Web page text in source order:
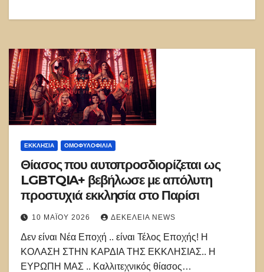
ΕΚΚΛΗΣΊΑ ΟΜΟΦΥΛΟΦΙΛΊΑ
Θίασος που αυτοπροσδιορίζεται ως
LGBTQIA+ βεβήλωσε με απόλυτη
προστυχιά εκκλησία στο Παρίσι
10 ΜΑΪ́ΟΥ 2026 ΔΕΚΈΛΕΙΑ NEWS
Δεν είναι Νέα Εποχή .. είναι Τέλος Εποχής! Η
ΚΟΛΑΣΗ ΣΤΗΝ ΚΑΡΔΙΑ ΤΗΣ ΕΚΚΛΗΣΙΑΣ.. Η
ΕΥΡΩΠΗ ΜΑΣ .. Καλλιτεχνικός θίασος…